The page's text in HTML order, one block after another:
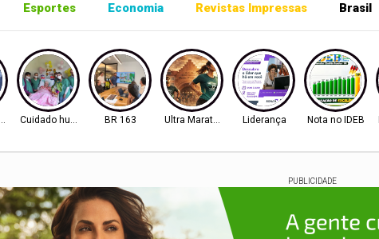
Esportes Economia Revistas Impressas Brasil
Inovação
Cuidado humanizadoBR 163 Ultra Maratona Liderança Nota no IDEB
PUBLICIDADE